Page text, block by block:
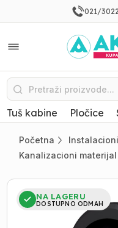
021/
Tuš kabine Pločice
Početna
Kanalizacioni materijal
NA LAGERU
DOSTUPNO ODMAH